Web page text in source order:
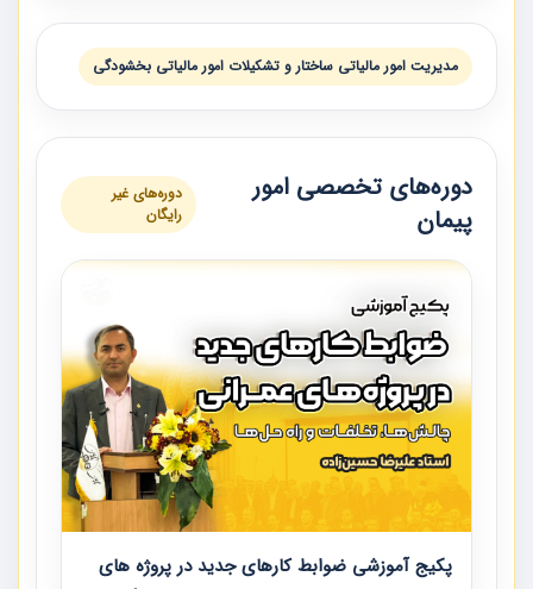
مدیریت امور مالیاتی ساختار و تشکیلات امور مالیاتی بخشودگی
دوره‌های تخصصی امور
پیمان
دوره‌های غیر
رایگان
پکیج آموزشی ضوابط کارهای جدید در پروژه های